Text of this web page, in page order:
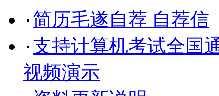
· 简历毛遂自荐 自荐信
· 支持计算机考试全国
视频演示